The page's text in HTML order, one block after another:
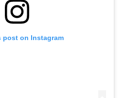
post on Instagram